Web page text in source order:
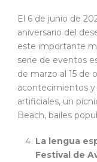
El 6 de junio de
aniversario del
este importante
serie de eventos
de marzo al 15 de
acontecimientos y
artificiales, un
Beach, bailes
La lengua
Festival de